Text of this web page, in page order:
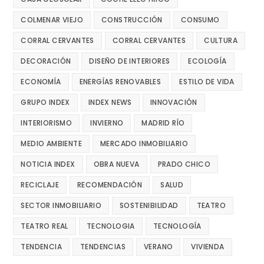
COLMENAR VIEJO CONSTRUCCIÓN CONSUMO
CORRAL CERVANTES CORRAL CERVANTES CULTURA
DECORACIÓN DISEÑO DE INTERIORES ECOLOGÍA
ECONOMÍA ENERGÍAS RENOVABLES ESTILO DE VIDA
GRUPO INDEX INDEX NEWS INNOVACIÓN
INTERIORISMO INVIERNO MADRID RÍO
MEDIO AMBIENTE MERCADO INMOBILIARIO
NOTICIA INDEX OBRA NUEVA PRADO CHICO
RECICLAJE RECOMENDACIÓN SALUD
SECTOR INMOBILIARIO SOSTENIBILIDAD TEATRO
TEATRO REAL TECNOLOGIA TECNOLOGÍA
TENDENCIA TENDENCIAS VERANO VIVIENDA